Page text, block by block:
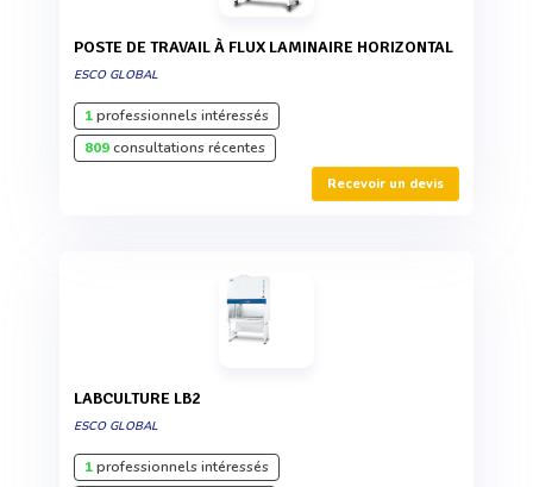
POSTE DE TRAVAIL À FLUX LAMINAIRE HORIZONTAL
ESCO GLOBAL
1professionnels intéressés
809consultations récentes
Recevoir un devis
LABCULTURE LB2
ESCO GLOBAL
1professionnels intéressés